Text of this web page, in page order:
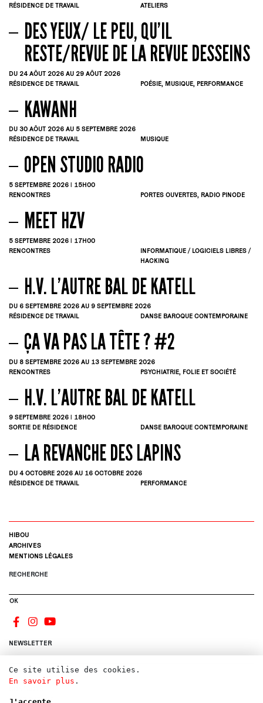
RÉSIDENCE DE TRAVAIL
ATELIERS
DES YEUX/ LE PEU, QU’IL
RESTE/REVUE DE LA REVUE DESSEINS
DU 24 AÔUT 2026 AU 29 AÔUT 2026
RÉSIDENCE DE TRAVAIL
POÉSIE, MUSIQUE, PERFORMANCE
KAWANH
DU 30 AÔUT 2026 AU 5 SEPTEMBRE 2026
RÉSIDENCE DE TRAVAIL
MUSIQUE
OPEN STUDIO RADIO
5 SEPTEMBRE 2026 | 15H00
RENCONTRES
PORTES OUVERTES, RADIO PINODE
MEET HZV
5 SEPTEMBRE 2026 | 17H00
RENCONTRES
INFORMATIQUE / LOGICIELS LIBRES /
HACKING
H.V. L’AUTRE BAL DE KATELL
DU 6 SEPTEMBRE 2026 AU 9 SEPTEMBRE 2026
RÉSIDENCE DE TRAVAIL
DANSE BAROQUE CONTEMPORAINE
ÇA VA PAS LA TÊTE ? #2
DU 8 SEPTEMBRE 2026 AU 13 SEPTEMBRE 2026
RENCONTRES
PSYCHIATRIE, FOLIE ET SOCIÉTÉ
H.V. L’AUTRE BAL DE KATELL
9 SEPTEMBRE 2026 | 18H00
SORTIE DE RÉSIDENCE
DANSE BAROQUE CONTEMPORAINE
LA REVANCHE DES LAPINS
DU 4 OCTOBRE 2026 AU 16 OCTOBRE 2026
RÉSIDENCE DE TRAVAIL
PERFORMANCE
HIBOU
ARCHIVES
MENTIONS LÉGALES
RECHERCHE
OK
NEWSLETTER
S'INSCRIRE
CANDIDATURE
Ce site utilise des cookies.
En savoir plus .